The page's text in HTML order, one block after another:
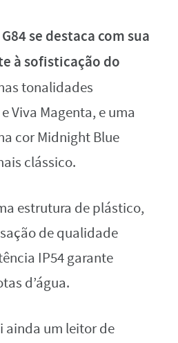
se destaca com sua
à sofisticação do
tonalidades
Viva Magenta, e uma
cor Midnight Blue
clássico.
estrutura de plástico,
de qualidade
IP54 garante
d’água.
ainda um leitor de